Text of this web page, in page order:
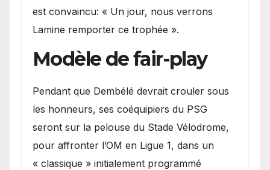
est convaincu: « Un jour, nous verrons
Lamine remporter ce trophée ».
Modèle de fair-play
Pendant que Dembélé devrait crouler sous
les honneurs, ses coéquipiers du PSG
seront sur la pelouse du Stade Vélodrome,
pour affronter l’OM en Ligue 1, dans un
« classique » initialement programmé